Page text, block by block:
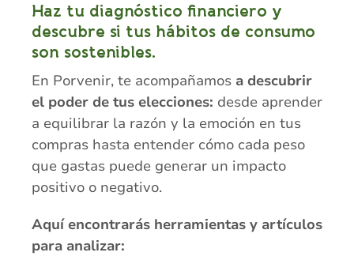
Haz tu diagnóstico financiero y
descubre si tus hábitos de consumo
son sostenibles.
En Porvenir, te acompañamos a descubrir
el poder de tus elecciones: desde aprender
a equilibrar la razón y la emoción en tus
compras hasta entender cómo cada peso
que gastas puede generar un impacto
positivo o negativo.
Aquí encontrarás herramientas y artículos
para analizar: